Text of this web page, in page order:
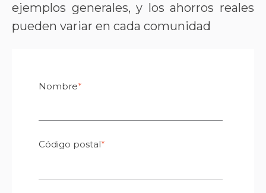
ejemplos generales, y los ahorros reales
pueden variar en cada comunidad
Nombre*
Código postal*